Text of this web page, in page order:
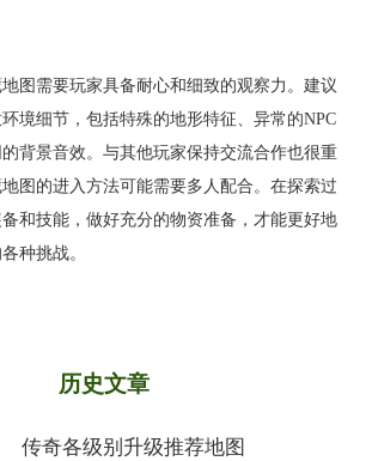
图需要玩家具备耐心和细致的观察力。建议
境细节，包括特殊的地形特征、异常的NPC
背景音效。与其他玩家保持交流合作也很重
图的进入方法可能需要多人配合。在探索过
和技能，做好充分的物资准备，才能更好地
种挑战。
历史文章
传奇各级别升级推荐地图